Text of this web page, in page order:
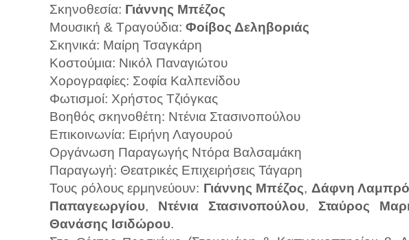
Σκηνοθεσία: Γιάννης Μπέζος
Μουσική & Τραγούδια: Φοίβος Δεληβοριάς
Σκηνικά: Μαίρη Τσαγκάρη
Κοστούμια: Νικόλ Παναγιώτου
Χορογραφίες: Σοφία Καλπενίδου
Φωτισμοί: Χρήστος Τζιόγκας
Βοηθός σκηνοθέτη: Ντένια Στασινοπούλου
Επικοινωνία: Ειρήνη Λαγουρού
Οργάνωση Παραγωγής Ντόρα Βαλσαμάκη
Παραγωγή: Θεατρικές Επιχειρήσεις Τάγαρη
Τους ρόλους ερμηνεύουν: Γιάννης Μπέζος, Δάφνη
Παπαγεωργίου, Ντένια Στασινοπούλου, Σταύρος
Θανάσης Ισιδώρου.